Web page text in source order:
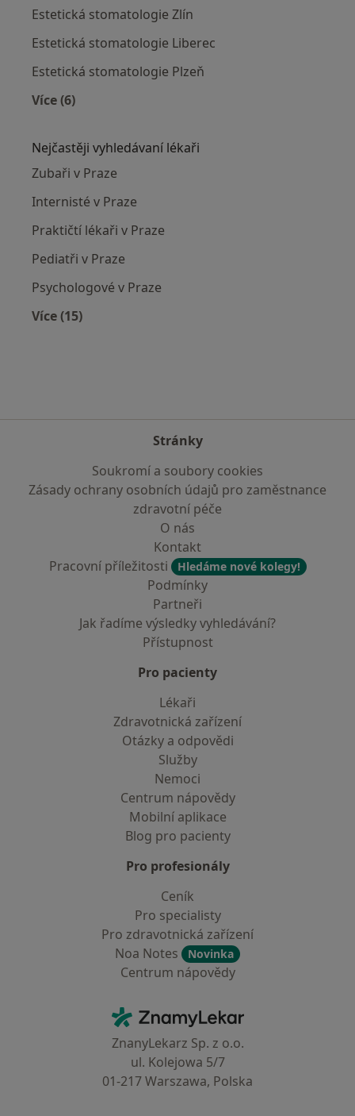
Estetická stomatologie Zlín
Estetická stomatologie Liberec
Estetická stomatologie Plzeň
Více (6)
Nejčastěji vyhledávaní lékaři
Zubaři v Praze
Internisté v Praze
Praktičtí lékaři v Praze
Pediatři v Praze
Psychologové v Praze
Více (15)
Stránky
Soukromí a soubory cookies
Zásady ochrany osobních údajů pro zaměstnance
zdravotní péče
O nás
Kontakt
Pracovní příležitosti
Hledáme nové kolegy!
Podmínky
Partneři
Jak řadíme výsledky vyhledávání?
Přístupnost
Pro pacienty
Lékaři
Zdravotnická zařízení
Otázky a odpovědi
Služby
Nemoci
Centrum nápovědy
Mobilní aplikace
Blog pro pacienty
Pro profesionály
Ceník
Pro specialisty
Pro zdravotnická zařízení
Noa Notes
Novinka
Centrum nápovědy
ZnamyLekar - Hlavní stránka
ZnanyLekarz Sp. z o.o.
ul. Kolejowa 5/7
01-217 Warszawa, Polska